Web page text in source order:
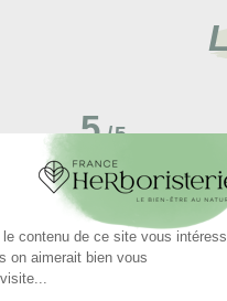
5/5
Basé sur3 avis soumis à un
contrôle
Voir tous les avis sur ce site